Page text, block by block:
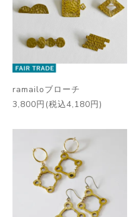
ramailoブローチ
3,800円(税込4,180円)